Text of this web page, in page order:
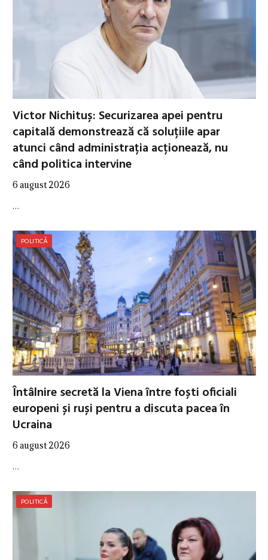
Victor Nichituș: Securizarea apei pentru
capitală demonstrează că soluțiile apar
atunci când administrația acționează, nu
când politica intervine
6 august 2026
…
POLITICĂ
Întâlnire secretă la Viena între foști oficiali
europeni și ruși pentru a discuta pacea în
Ucraina
6 august 2026
…
POLITICĂ